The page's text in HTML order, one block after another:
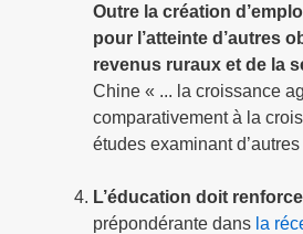
Outre la création
pour l’atteinte d’autres
revenus ruraux et de la
Chine « ... la croissance
comparativement à la
études examinant
L’éducation doit
prépondérante dans la